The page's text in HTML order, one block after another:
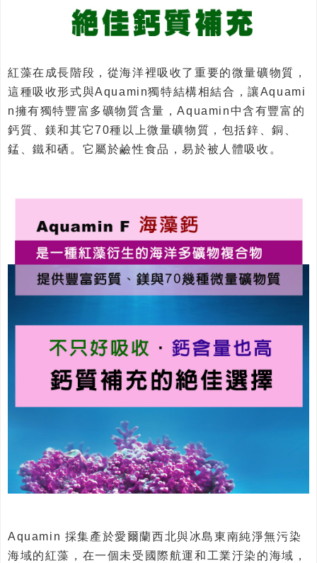
紅藻在成長階段，從海洋裡吸收了重要的微量礦物質，
這種吸收形式與Aquamin獨特結構相結合，讓Aquami
n擁有獨特豐富多礦物質含量，Aquamin中含有豐富的
鈣質、鎂和其它70種以上微量礦物質，包括鋅、銅、
錳、鐵和硒。它屬於鹼性食品，易於被人體吸收。
Aquamin 採集產於愛爾蘭西北與冰島東南純淨無污染
海域的紅藻，在一個未受國際航運和工業汙染的海域，